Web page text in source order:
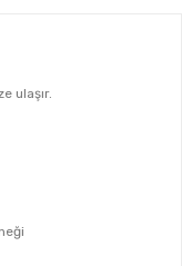
ısınmaya ve yüksek
uyumlu ve kaliteli bir
için oldukça
Bosch, Ariston,
testi yapılmış ve
ulaşır.